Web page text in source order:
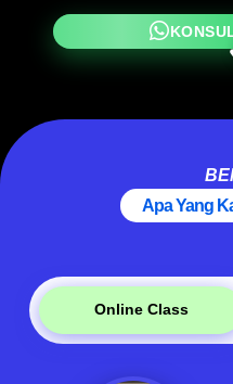
Apa Yang
Online Class